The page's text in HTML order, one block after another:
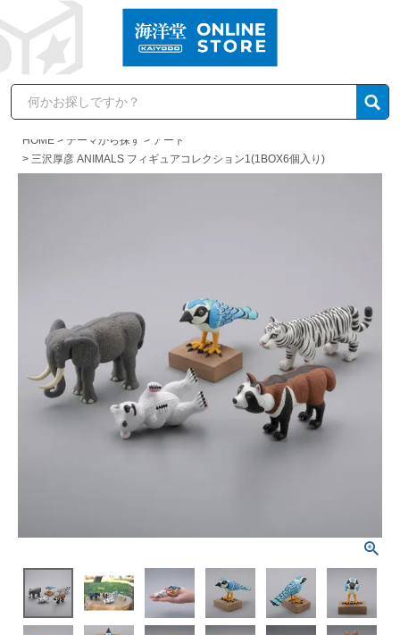
HOME テーマから探す
アート
三沢厚彦 ANIMALS フィギュアコレクション1(1BOX6個入り)